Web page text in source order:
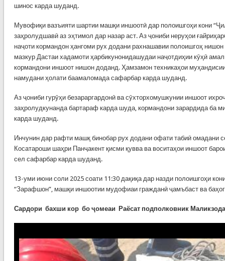
шинос карда шуданд.
Мувофиқи вазъияти шартии машқи иншоотӣ дар полоишгоҳи кони
заҳролудшавӣ аз эҳтимол дар назар аст. Аз ҷониби неруҳои
наҷоти кормандон ҳангоми рух додани рахнашавии полоишгоҳ
мазкур Дастаи хадамоти ҳарбикунонидашудаи наҷотдиҳии кӯҳӣ
кормандони иншоот нишон доданд. Ҳамзамон техникаҳои
намудани ҳолати баамаломада сафарбар карда шуданд.
Аз ҷониби гурӯҳи безараргардонӣ ва сӯхторхомушкунии иншоот
заҳролудкунанда бартараф карда шуда, кормандони зарардида ба
карда шуданд.
Инчунин дар рафти машқ бинобар рух додани офати табиӣ омадани
Косатароши шаҳри Панҷакент қисми қувва ва воситаҳои иншоот
сел сафарбар карда шуданд.
13-уми июни соли 2025 соати 11:30 дақиқа дар назди полоишгоҳи
“Зарафшон”, машқи иншоотии мудофиаи гражданӣ ҷамъбаст ва
Сардори бахши кор бо ҷомеаи Раёсат подполковник